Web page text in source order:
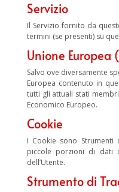
Servizio
Il Servizio fornito da
termini (se presenti) su
Unione Europea
Salvo ove diversamente
Europea contenuto in
tutti gli attuali stati
Economico Europeo.
Cookie
I Cookie sono Strumenti
piccole porzioni di dati
dell’Utente.
Strumento di